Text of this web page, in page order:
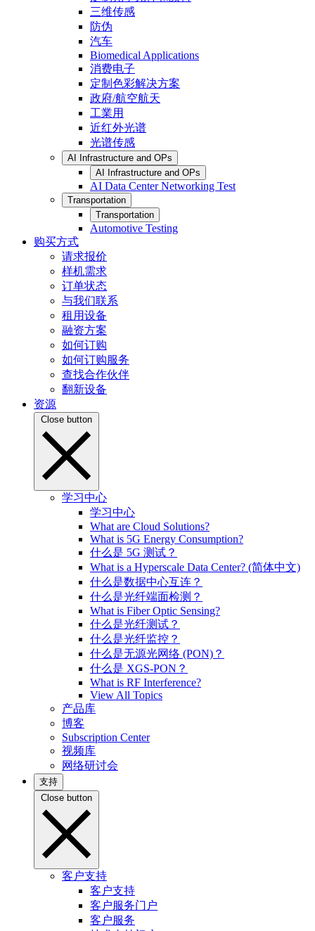
三维传感
防伪
汽车
Biomedical Applications
消费电子
定制色彩解决方案
政府/航空航天
工業用
近红外光谱
光谱传感
AI Infrastructure and OPs
AI Infrastructure and OPs
AI Data Center Networking Test
Transportation
Transportation
Automotive Testing
购买方式
请求报价
样机需求
订单状态
与我们联系
租用设备
融资方案
如何订购
如何订购服务
查找合作伙伴
翻新设备
资源
Close button
学习中心
学习中心
What are Cloud Solutions?
What is 5G Energy Consumption?
什么是 5G 测试？
What is a Hyperscale Data Center? (简体中文)
什么是数据中心互连？
什么是光纤端面检测？
What is Fiber Optic Sensing?
什么是光纤测试？
什么是光纤监控？
什么是无源光网络 (PON)？
什么是 XGS-PON？
What is RF Interference?
View All Topics
产品库
博客
Subscription Center
视频库
网络研讨会
支持
Close button
客户支持
客户支持
客户服务门户
客户服务